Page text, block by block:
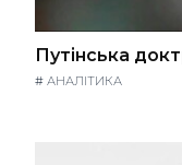
Путінська
# АНАЛІТИКА